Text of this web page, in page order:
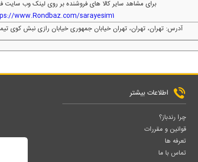
برای مشاهد سایر کالا های فروشنده بر روی لینک وب سایت
www.Rondbaz.com/sarayesim1
آدرس: تهران، تهران، تهران خیابان جمهوری خیابان رازی نبش کوی تیمساری
اطلاعات بیشتر
چرا رندباز؟
قوانین و مقررات
تعرفه ها
تماس با ما